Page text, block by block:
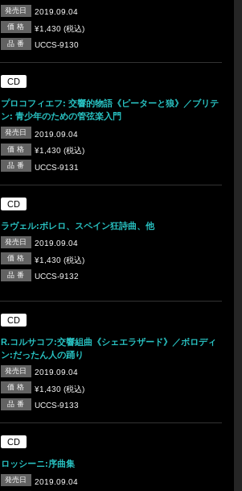
発売日 2019.09.04
価 格 ¥1,430 (税込)
品 番 UCCS-9130
CD
プロコフィエフ: 交響的物語《ピーターと狼》／ブリテ
ン: 青少年のための管弦楽入門
発売日 2019.09.04
価 格 ¥1,430 (税込)
品 番 UCCS-9131
CD
ラヴェル:ボレロ、スペイン狂詩曲、他
発売日 2019.09.04
価 格 ¥1,430 (税込)
品 番 UCCS-9132
CD
R.コルサコフ:交響組曲《シェエラザード》／ボロディ
ン:だったん人の踊り
発売日 2019.09.04
価 格 ¥1,430 (税込)
品 番 UCCS-9133
CD
ロッシーニ:序曲集
発売日 2019.09.04